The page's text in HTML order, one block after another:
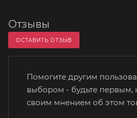
Отзывы
ОСТАВИТЬ ОТЗЫВ
Помогите другим
выбором - будьте первым,
своим мнением об этом